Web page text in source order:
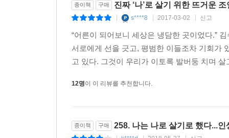
떨어지는 취업률과 치솟는 물가는 아직 사회에
모두 고민하고 모두 답답해하는 현실, 그게 지금
원하던 모습일까?
사회가 아닌 개인에 집중한 내면의 이야기들에
평범하지만 아름다운 우리 보통의 존재들을 위하
종이책 구매 진짜 ‘나’로 살기 위한 뜨거운
s****8 2017-03-02 신고
“어른이 되어보니 세상은 냉담한 곳이었다.”
서로에게 선을 긋고, 평범한 이들조차 기회가
고 있다. 그것이 우리가 이토록 발버둥 치며
12명이 이 리뷰를 추천합니다.
종이책 구매 258. 나는 나로 살기로 했다...